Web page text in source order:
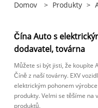
Domov > Produkty >
Čína Auto s
dodavatel, továrna
Můžete si být jisti, že koupíte
Číně z naší továrny. EXV
elektrickým pohonem
produkty. Velmi se těšíme na
produktů.